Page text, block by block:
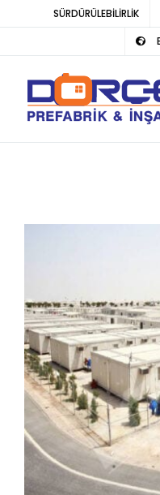
SÜRDÜRÜLEBİLİRLİK